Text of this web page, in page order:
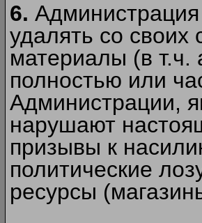
6.
удалять со
материалы (в т.ч.
полностью или
Администрации,
нарушают
призывы к
политические
ресурсы